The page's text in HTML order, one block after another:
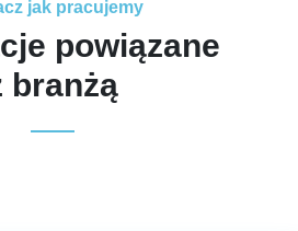
jak pracujemy
powiązane
branżą